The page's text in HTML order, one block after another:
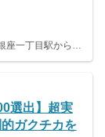
東銀座駅から徒歩7分（日比谷線、都営浅草線） 銀座一丁目駅から徒歩3分（有楽町線） 宝町駅から徒歩3分（都営浅草線） 京橋駅から徒歩4分（銀座線）
選出】超実
ガクチカを